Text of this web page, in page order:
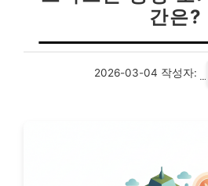
간은?
2026-03-04 작성자: